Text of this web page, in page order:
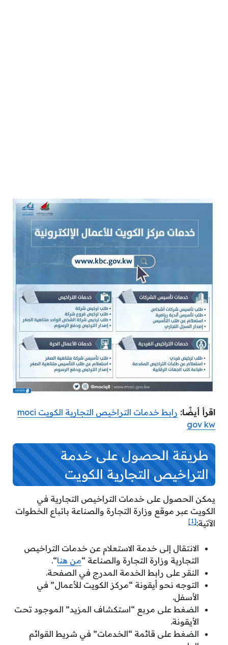
اقرأ أيضًا:
رابط خدمات التراخيص التجارية الكويت moci
gov kw
طريقة الحصول على خدمة
التراخيص التجارية الكويت
يمكن الحصول على خدمات التراخيص التجارية في
الكويت عبر موقع وزارة التجارة والصناعة باتباع الخطوات
الآتية:[1]
الانتقال إلى خدمة الاستعلام عن خدمات التراخيص
التجارية وزارة التجارة والصناعة “من هنا“.
النقر على رابط الخدمة المدرج في الصفحة.
التوجه نحو أيقونة “مركز الكويت للأعمال” في
الأسفل.
الضغط على مربع “استكشاف المزيد” الموجود تحت
الأيقونة.
الضغط على قائمة “الخدمات” في شريط القوائم